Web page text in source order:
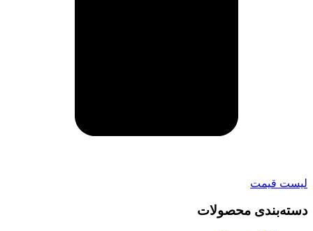
لیست قیمت
دسته‌بندی محصولات